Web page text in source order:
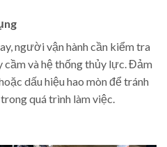
người vận hành cần kiểm tra
cầm và hệ thống thủy lực. Đảm
dấu hiệu hao mòn để tránh
quá trình làm việc.